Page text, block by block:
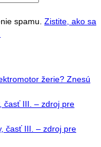
spamu. Zistite, ako sa
žerie? Znesú
časť III. – zdroj pre
časť III. – zdroj pre